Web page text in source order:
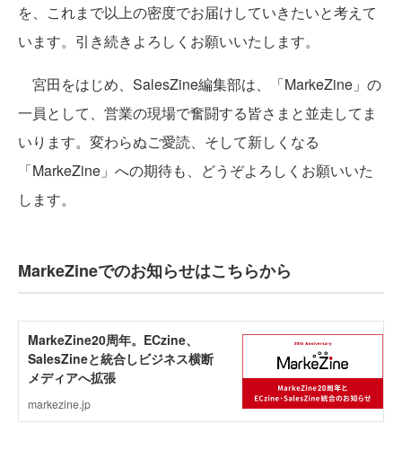
を、これまで以上の密度でお届けしていきたいと考えて
います。引き続きよろしくお願いいたします。
宮田をはじめ、SalesZine編集部は、「MarkeZine」の
一員として、営業の現場で奮闘する皆さまと並走してま
いります。変わらぬご愛読、そして新しくなる
「MarkeZine」への期待も、どうぞよろしくお願いいた
します。
MarkeZineでのお知らせはこちらから